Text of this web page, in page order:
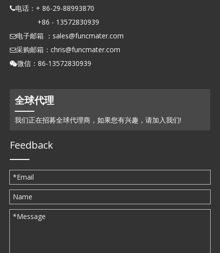
电话：+ 86-29-88993870
+86 - 13572830939
电子邮箱 ： sales@funcmater.com
采购邮箱： chris@funcmater.com
微信：86-13572830939
全球代理
我们正在招募全球代理商，如果您有兴趣，请加入我们!
Feedback